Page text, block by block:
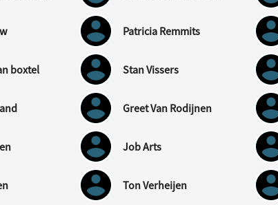
Patricia Remmits
boxtel Stan Vissers
Greet Van Rodijnen
Job Arts
Ton Verheijen